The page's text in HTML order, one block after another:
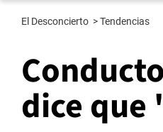
El Desconcierto >Tendencias
dice